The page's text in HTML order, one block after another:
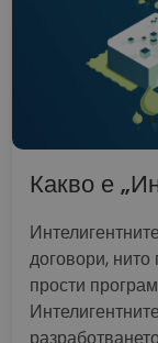
Какво е
договори, нито
прости